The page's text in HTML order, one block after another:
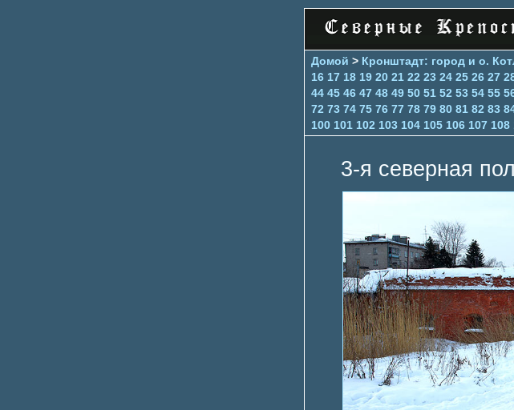
Домой > Кронштадт: город и о.
16 17 18 19 20 21 22 23 24 25 26 27
44 45 46 47 48 49 50 51 52 53 54 55
72 73 74 75 76 77 78 79 80 81 82 83
100 101 102 103 104 105 106 107 108
3-я северная